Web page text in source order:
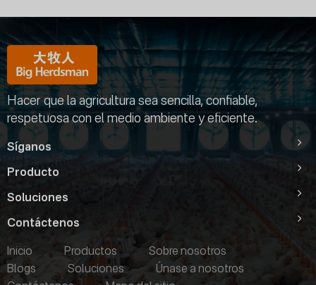
Hacer que la agricultura sea sencilla, confiable,
respetuosa con el medio ambiente y eficiente.
Síganos
Producto
Soluciones
Contáctenos
Inicio
Productos
Sobre nosotros
Blogs
Soluciones
Únase a nosotros